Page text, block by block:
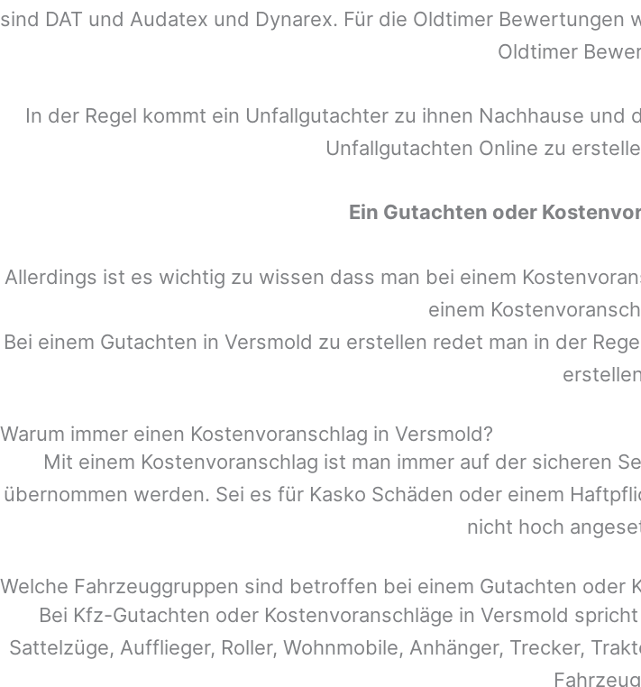
sind DAT und Audatex und Dynarex. Für die Oldtimer
Oldtimer
In der Regel kommt ein Unfallgutachter zu ihnen Nachhause
Unfallgutachten Online zu
Ein Gutachten oder
Allerdings ist es wichtig zu wissen dass man bei einem
einem
Bei einem Gutachten in Versmold zu erstellen redet man in der
Warum immer einen Kostenvoranschlag in Versmold?
Mit einem Kostenvoranschlag ist man immer auf der sicheren
übernommen werden. Sei es für Kasko Schäden oder einem
nicht hoch
Welche Fahrzeuggruppen sind betroffen bei einem Gutachten oder
Bei Kfz-Gutachten oder Kostenvoranschläge in Versmold
Sattelzüge, Aufflieger, Roller, Wohnmobile, Anhänger, Trecker,